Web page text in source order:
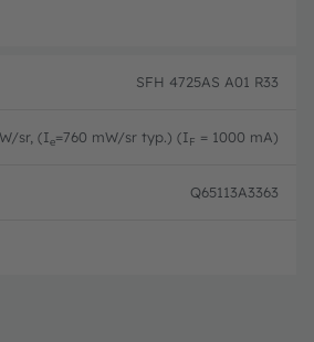
SFH 4725AS A01 R33
sr, (Ie=760 mW/sr typ.) (IF = 1000 mA)
Q65113A3363